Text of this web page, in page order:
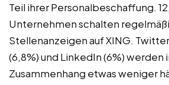
Teil ihrer Personalbeschaffung.
Unternehmen schalten
Stellenanzeigen auf XING.
(6,8%) und LinkedIn (6%) werden
Zusammenhang etwas weniger